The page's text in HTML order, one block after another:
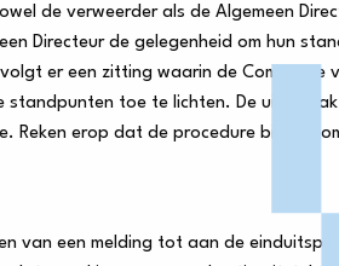
de verweerder als de Algemeen
Directeur de gelegenheid om hun
er een zitting waarin de Commissie
toe te lichten. De uitspraak
erop dat de procedure bij de
van een melding tot aan de